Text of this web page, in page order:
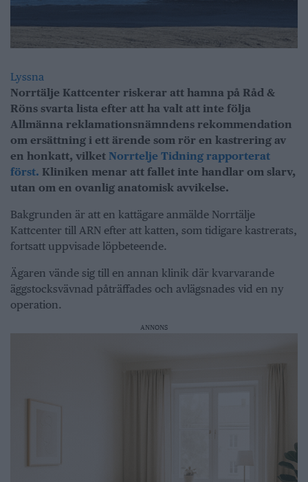
Lyssna
Norrtälje Kattcenter riskerar att hamna på Råd &
Röns svarta lista efter att ha valt att inte följa
Allmänna reklamationsnämndens rekommendation
om ersättning i ett ärende som rör en kastrering av
en honkatt, vilket Norrtelje Tidning rapporterat
först. Kliniken menar att fallet inte handlar om slarv,
utan om en ovanlig anatomisk avvikelse.
Bakgrunden är att en kattägare anmälde Norrtälje
Kattcenter till ARN efter att katten, som tidigare kastrerats,
fortsatt uppvisade löpbeteende.
Ägaren vände sig till en annan klinik där kvarvarande
äggstocksvävnad påträffades och avlägsnades vid en ny
operation.
ANNONS